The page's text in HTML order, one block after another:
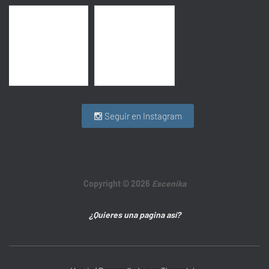
Seguir en Instagram
Copyright © 2026 Escenika
¿Quieres una pagina así?